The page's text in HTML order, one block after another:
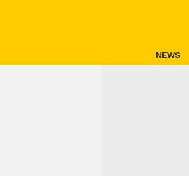
NEWS